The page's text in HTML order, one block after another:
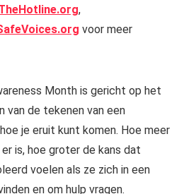
,
voor meer
Month is gericht op het
van de tekenen van een
je eruit kunt komen. Hoe meer
is, hoe groter de kans dat
voelen als ze zich in een
en om hulp vragen.